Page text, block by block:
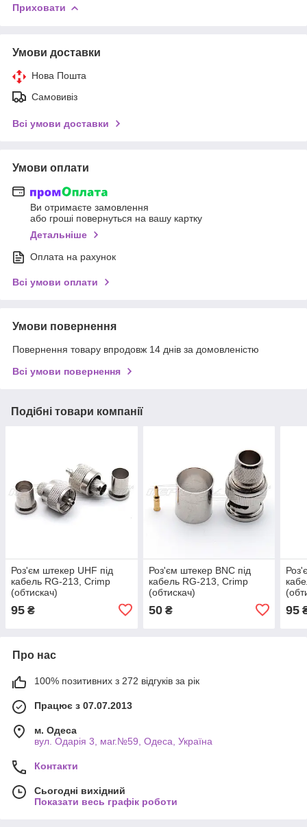
Приховати
Умови доставки
Нова Пошта
Самовивіз
Всі умови доставки
Умови оплати
Ви отримаєте замовлення
або гроші повернуться на вашу картку
Детальніше
Оплата на рахунок
Всі умови оплати
Умови повернення
Повернення товару впродовж 14 днів за домовленістю
Всі умови повернення
Подібні товари компанії
Роз'єм штекер UHF під
кабель RG-213, Crimp
(обтискач)
95 ₴
Роз'єм штекер BNC під
кабель RG-213, Crimp
(обтискач)
50₴ 95
Про нас
100% позитивних з 272 відгуків за рік
Працює з 07.07.2013
м. Одеса
вул. Одарiя 3, маг.№59, Одеса, Україна
Контакти
Сьогодні вихідний
Показати весь графік роботи